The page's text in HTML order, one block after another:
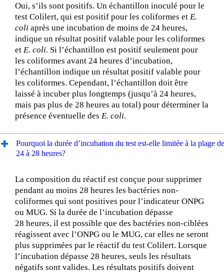
Oui, s’ils sont positifs. Un échantillon inoculé pour le
test Colilert, qui est positif pour les coliformes et E.
coli après une incubation de moins de 24 heures,
indique un résultat positif valable pour les coliformes
et E. coli. Si l’échantillon est positif seulement pour
les coliformes avant 24 heures d’incubation,
l’échantillon indique un résultat positif valable pour
les coliformes. Cependant, l’échantillon doit être
laissé à incuber plus longtemps (jusqu’à 24 heures,
mais pas plus de 28 heures au total) pour déterminer la
présence éventuelle des E. coli.
Pourquoi la durée d’incubation du test est-elle limitée à la plage de
24 à 28 heures?
La composition du réactif est conçue pour supprimer
pendant au moins 28 heures les bactéries non-
coliformes qui sont positives pour l’indicateur ONPG
ou MUG. Si la durée de l’incubation dépasse
28 heures, il est possible que des bactéries non-ciblées
réagissent avec l’ONPG ou le MUG, car elles ne seront
plus supprimées par le réactif du test Colilert. Lorsque
l’incubation dépasse 28 heures, seuls les résultats
négatifs sont valides. Les résultats positifs doivent